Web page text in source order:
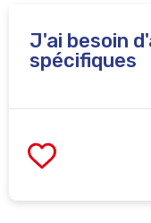
J'ai besoin
spécifiques